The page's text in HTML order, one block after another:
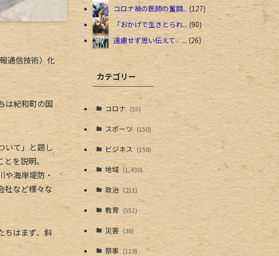
通信技術）化
は紀和町の国
いて」と題し
とを説明。
や海岸堤防・
社など様々な
ちはまず、斜
コロナ禍の医師の奮闘... 127
「おかげで生きとられ... 90
遠慮せず思い伝えて ... 26
カテゴリー
コロナ (55)
スポーツ (150)
ビジネス (158)
地域 (1,430)
政治 (211)
教育 (551)
災害 (36)
祭事 (119)